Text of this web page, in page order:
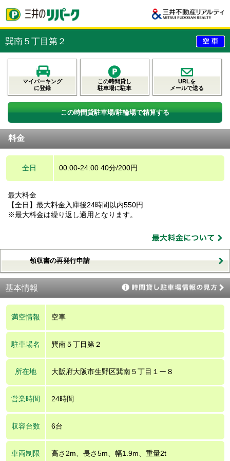
巽南５丁目第２
マイパーキング
に登録
この時間貸し
駐車場に駐車
URLを
メールで送る
この時間貸駐車場/駐輪場で精算する
料金
全日 00:00-24:00 40分/200円
最大料金
【全日】最大料金入庫後24時間以内550円
※最大料金は繰り返し適用となります。
領収書の再発行申請
基本情報
満空情報 空車
駐車場名 巽南５丁目第２
所在地 大阪府大阪市生野区巽南５丁目１ー８
営業時間 24時間
収容台数 6台
車両制限 高さ2m、長さ5m、幅1.9m、重量2t